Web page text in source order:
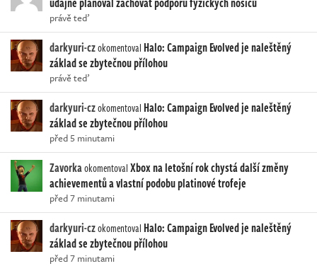
právě teď
darkyuri-czokomentoval Halo: Campaign Evolved je naleštěný
základ se zbytečnou přílohou
právě teď
darkyuri-czokomentoval Halo: Campaign Evolved je naleštěný
základ se zbytečnou přílohou
před 5 minutami
ZavorkaokomentovalXbox na letošní rok chystá další změny
achievementů a vlastní podobu platinové trofeje
před 7 minutami
darkyuri-czokomentoval Halo: Campaign Evolved je naleštěný
základ se zbytečnou přílohou
před 7 minutami